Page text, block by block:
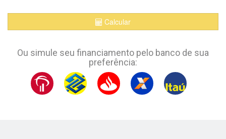
Calcular
Ou simule seu financiamento pelo banco de sua
preferência: